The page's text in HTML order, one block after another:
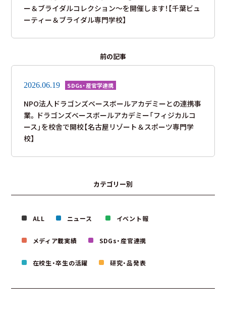
ー＆ブライダルコレクション～を開催します！【千葉ビュ
ーティー＆ブライダル専門学校】
前の記事
2026.06.19 SDGs・産官学連携
NPO法人ドラゴンズベースボールアカデミーとの連携事
業。ドラゴンズベースボールアカデミー「フィジカルコ
ース」を校舎で開校【名古屋リゾート＆スポーツ専門学
校】
カテゴリー別
ALL ニュース イベント報
メディア載実績 SDGs・産官連携
在校生・卒生の活躍 研究・品発表